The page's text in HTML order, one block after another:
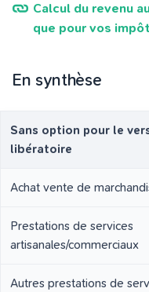
Calcul du revenu
que pour vos
En synthèse
Sans option pour le
libératoire
Achat vente de
Prestations de services
artisanales/commerciaux
Autres prestations de